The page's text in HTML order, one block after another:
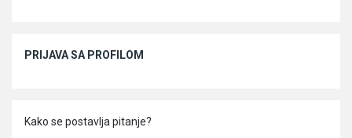
PRIJAVA SA PROFILOM
Kako se postavlja pitanje?